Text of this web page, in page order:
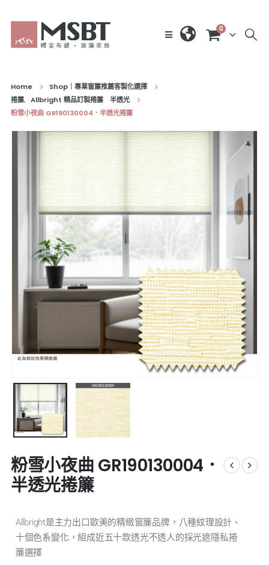
0
Home
Shop｜專業窗簾推薦客製化選擇
捲簾, Allbright 精品訂製捲簾 半透光
粉雪小夜曲 GR190130004．半透光捲簾
粉雪小夜曲 GR190130004．
半透光捲簾
Allbright是主力出口歐美的精緻窗簾品牌，八種紋理設計、
十個色系變化，組成近五十款透光不透人的採光遮隱私捲
簾選擇